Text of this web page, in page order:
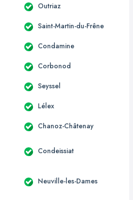
Outriaz
Saint-Martin-du-Frêne
Condamine
Corbonod
Seyssel
Lélex
Chanoz-Châtenay
Condeissiat
Neuville-les-Dames